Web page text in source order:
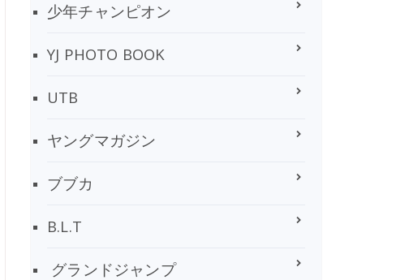
少年チャンピオン
YJ PHOTO BOOK
UTB
ヤングマガジン
ブブカ
B.L.T
グランドジャンプ